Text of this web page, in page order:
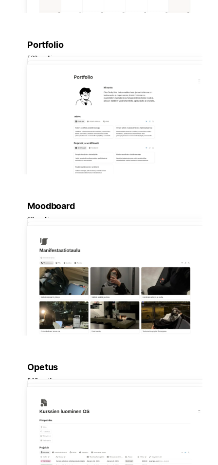
Portfolio
569 mallia
Moodboard
93 mallia
Opetus
548 mallia